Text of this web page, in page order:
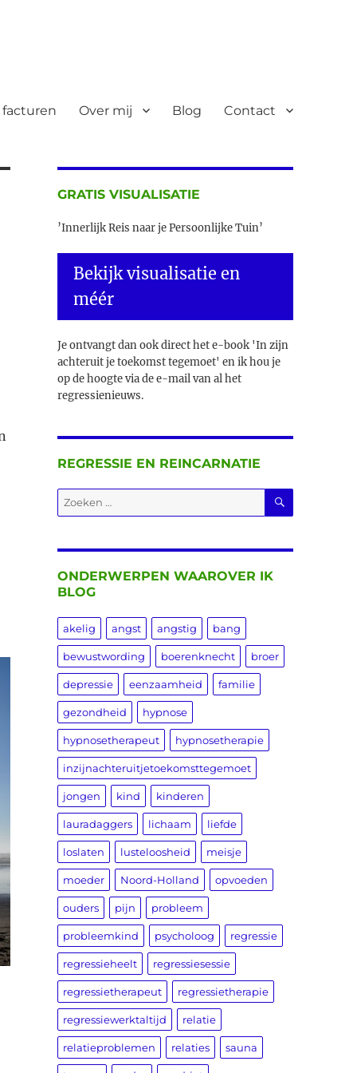
facturen Over mij Blog Contact
GRATIS VISUALISATIE
’Innerlijk Reis naar je Persoonlijke Tuin’
Bekijk visualisatie en
méér
Je ontvangt dan ook direct het e-book 'In zijn
achteruit je toekomst tegemoet' en ik hou je
op de hoogte via de e-mail van al het
regressienieuws.
REGRESSIE EN REINCARNATIE
Zoeken
naar:
ZOEKEN
ONDERWERPEN WAAROVER IK
BLOG
akelig angst angstig bang
bewustwording boerenknecht broer
depressie eenzaamheid familie
gezondheid hypnose
hypnosetherapeut hypnosetherapie
inzijnachteruitjetoekomsttegemoet
jongen kind kinderen
lauradaggers lichaam liefde
loslaten lusteloosheid meisje
moeder Noord-Holland opvoeden
ouders pijn probleem
probleemkind psycholoog regressie
regressieheelt regressiesessie
regressietherapeut regressietherapie
regressiewerktaltijd relatie
relatieproblemen relaties sauna